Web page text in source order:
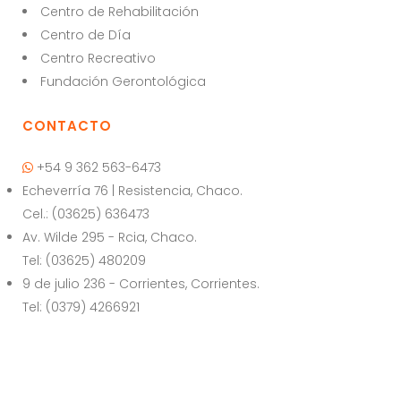
A
p
p
b
o
o
Centro de Rehabilitación
Centro de Día
Centro Recreativo
Fundación Gerontológica
CONTACTO
+54 9 362 563-6473
Echeverría 76 | Resistencia, Chaco.
Cel.: (03625) 636473
Av. Wilde 295 - Rcia, Chaco.
Tel: (03625) 480209
9 de julio 236 - Corrientes, Corrientes.
Tel: (0379) 4266921